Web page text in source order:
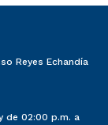
Reyes Echandía
de 02:00 p.m. a